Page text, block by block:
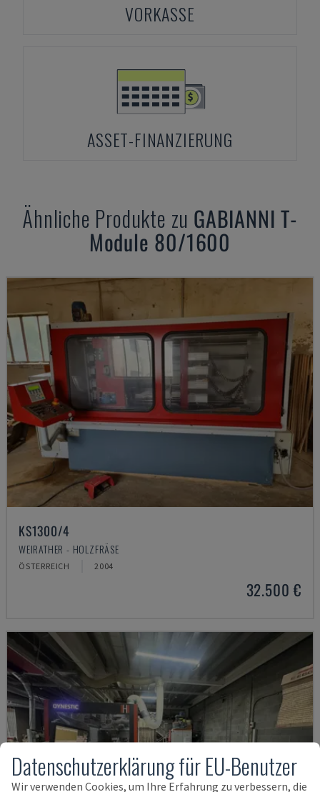
VORKASSE
ASSET-FINANZIERUNG
Ähnliche Produkte zu GABIANNI T-
Module 80/1600
KS1300/4
WEIRATHER - HOLZFRÄSE
ÖSTERREICH 2004
32.500 €
Datenschutzerklärung für EU-Benutzer
Wir verwenden Cookies, um Ihre Erfahrung zu verbessern, die